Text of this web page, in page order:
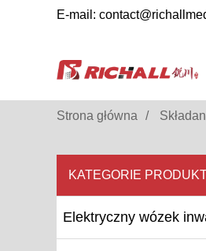
E-mail:
Strona główna
KATEGORIE
Elektryczny wózek